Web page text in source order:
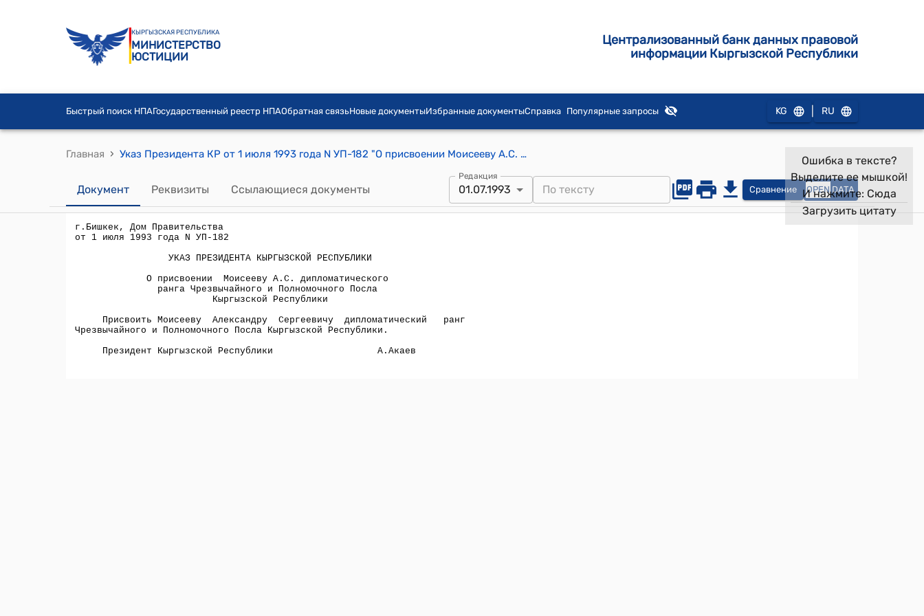
КЫРГЫЗСКАЯ РЕСПУБЛИКА
МИНИСТЕРСТВО
ЮСТИЦИИ
Централизованный банк данных правовой
информации Кыргызской Республики
Быстрый поиск НПАГосударственный реестр НПАОбратная связьНовые документыИзбранные документыСправка Популярные запросы KG RU
Главная › Указ Президента КР от 1 июля 1993 года N УП-182 "О присвоении Моисееву А.С. дипломатического ранга Чрезвычайного и Полномочного Посла Кыргызской Республики"
Документ Реквизиты Ссылающиеся документы
Редакция
01.07.1993 Сравнение OPEN DATA
Ошибка в тексте?
Выделите ее мышкой!
И нажмите: Сюда
Загрузить цитату